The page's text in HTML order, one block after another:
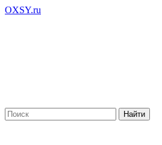
OXSY.ru